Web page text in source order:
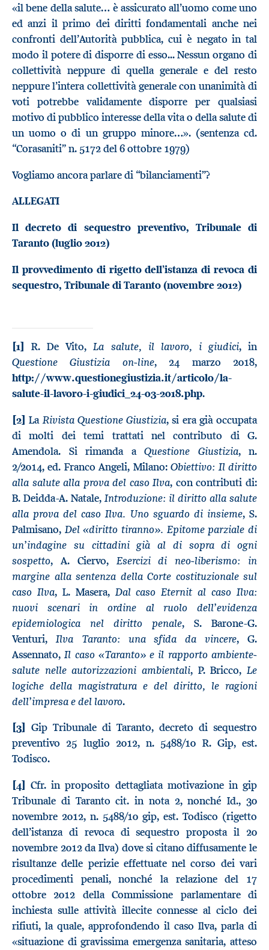
«il bene della salute… è assicurato all’uomo come uno
ed anzi il primo dei diritti fondamentali anche nei
confronti dell’Autorità pubblica, cui è negato in tal
modo il potere di disporre di esso... Nessun organo di
collettività neppure di quella generale e del resto
neppure l’intera collettività generale con unanimità di
voti potrebbe validamente disporre per qualsiasi
motivo di pubblico interesse della vita o della salute di
un uomo o di un gruppo minore…». (sentenza cd.
“Corasaniti” n. 5172 del 6 ottobre 1979)
Vogliamo ancora parlare di “bilanciamenti”?
ALLEGATI
Il decreto di sequestro preventivo, Tribunale di
Taranto (luglio 2012)
Il provvedimento di rigetto dell’istanza di revoca di
sequestro, Tribunale di Taranto (novembre 2012)
[1] R. De Vito,La salute, il lavoro, i giudici, in
Questione Giustizia on-line, 24 marzo 2018,
http://www.questionegiustizia.it/articolo/la-
salute-il-lavoro-i-giudici_24-03-2018.php.
[2] LaRivista Questione Giustizia, si era già occupata
di molti dei temi trattati nel contributo di G.
Amendola. Si rimanda a Questione Giustizia, n.
2/2014, ed. Franco Angeli, Milano:Obiettivo: Il diritto
alla salute alla prova del caso Ilva, con contributi di:
B. Deidda-A. Natale,Introduzione: il diritto alla salute
alla prova del caso Ilva. Uno sguardo di insieme, S.
Palmisano, Del «diritto tiranno». Epitome parziale di
un’indagine su cittadini già al di sopra di ogni
sospetto, A. Ciervo, Esercizi di neo-liberismo: in
margine alla sentenza della Corte costituzionale sul
caso Ilva, L. Masera, Dal caso Eternit al caso Ilva:
nuovi scenari in ordine al ruolo dell’evidenza
epidemiologica nel diritto penale, S. Barone-G.
Venturi,Ilva Taranto: una sfida da vincere, G.
Assennato,Il caso «Taranto» e il rapporto ambiente-
salute nelle autorizzazioni ambientali, P. Bricco, Le
logiche della magistratura e del diritto, le ragioni
dell’impresa e del lavoro.
[3] Gip Tribunale di Taranto, decreto di sequestro
preventivo 25 luglio 2012, n. 5488/10 R. Gip, est.
Todisco.
[4] Cfr. in proposito dettagliata motivazione in gip
Tribunale di Taranto cit. in nota 2, nonché Id., 30
novembre 2012, n. 5488/10 gip, est. Todisco (rigetto
dell’istanza di revoca di sequestro proposta il 20
novembre 2012 da Ilva) dove si citano diffusamente le
risultanze delle perizie effettuate nel corso dei vari
procedimenti penali, nonché la relazione del 17
ottobre 2012 della Commissione parlamentare di
inchiesta sulle attività illecite connesse al ciclo dei
rifiuti, la quale, approfondendo il caso Ilva, parla di
«situazione di gravissima emergenza sanitaria, atteso